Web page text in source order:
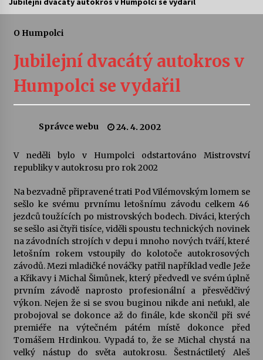
Vernisáž výstavy Josefíny Duškové: Stávám se
kapkou
Veselí muzikanti
šedesátka: 28. 7.–1. 8. 2026
28. 7. 2026
Letní koncerty ve Stromovce: Kolchoz a
Jenakaši
28. 7. 2026
Votavžatský ploty
23. 7. 2026
Letní koncerty ve Stromovce: Rufus Miller
22. 7. 2026
O Humpolci
Jubilejní dvacátý autokros v
Humpolci se vydařil
Správce webu 24. 4. 2002
V neděli bylo v Humpolci odstartováno Mistrovství
republiky v autokrosu pro rok 2002
Na bezvadně připravené trati Pod Vilémovským lomem se
sešlo ke svému prvnímu letošnímu závodu celkem 46
jezdců toužících po mistrovských bodech. Diváci, kterých
se sešlo asi čtyři tisíce, viděli spoustu technických novinek
na závodních strojích v depu i mnoho nových tváří, které
letošním rokem vstoupily do kolotoče autokrosových
závodů. Mezi mladičké nováčky patřil například vedle Ježe
a Křikavy i Michal Šimůnek, který předvedl ve svém úplně
prvním závodě naprosto profesionální a přesvědčivý
výkon. Nejen že si se svou buginou nikde ani neťukl, ale
probojoval se dokonce až do finále, kde skončil při své
premiéře na výtečném pátém místě dokonce před
Tomášem Hrdinkou. Vypadá to, že se Michal chystá na
velký nástup do světa autokrosu. Šestnáctiletý Aleš